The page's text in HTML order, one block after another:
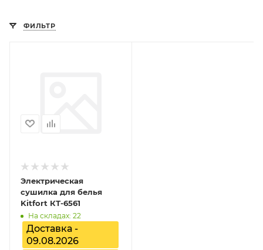
ФИЛЬТР
Электрическая
сушилка для белья
Kitfort КТ-6561
На складах: 22
Доставка -
09.08.2026